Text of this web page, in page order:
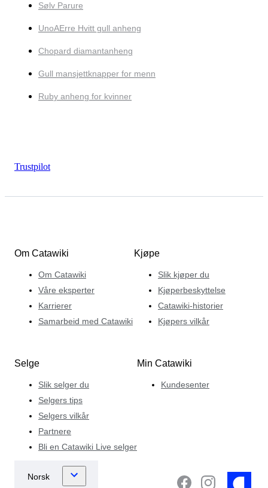
Sølv Parure
UnoAErre Hvitt gull anheng
Chopard diamantanheng
Gull mansjettknapper for menn
Ruby anheng for kvinner
Trustpilot
Om Catawiki
Om Catawiki
Våre eksperter
Karrierer
Samarbeid med Catawiki
Kjøpe
Slik kjøper du
Kjøperbeskyttelse
Catawiki-historier
Kjøpers vilkår
Selge
Slik selger du
Selgers tips
Selgers vilkår
Partnere
Bli en Catawiki Live selger
Min Catawiki
Kundesenter